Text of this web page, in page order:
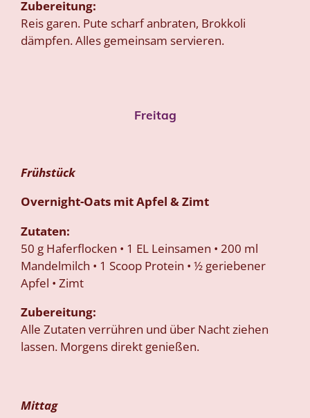
Zubereitung:
Reis garen. Pute scharf anbraten, Brokkoli
dämpfen. Alles gemeinsam servieren.
Freitag
Frühstück
Overnight-Oats mit Apfel & Zimt
Zutaten:
50 g Haferflocken • 1 EL Leinsamen • 200 ml
Mandelmilch • 1 Scoop Protein • ½ geriebener
Apfel • Zimt
Zubereitung:
Alle Zutaten verrühren und über Nacht ziehen
lassen. Morgens direkt genießen.
Mittag